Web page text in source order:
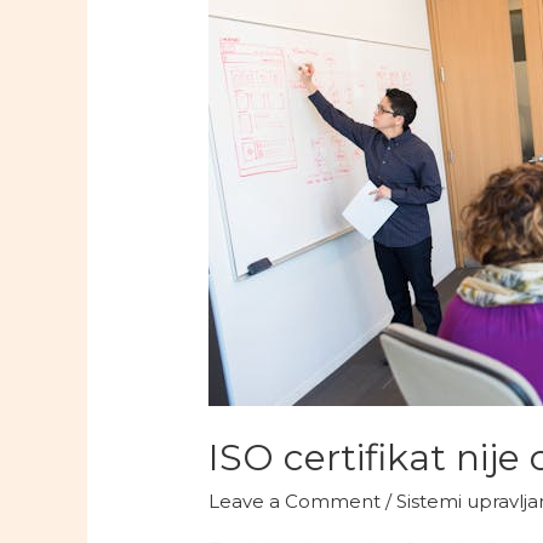
ISO certifikat nije
Leave a Comment /Sistemi